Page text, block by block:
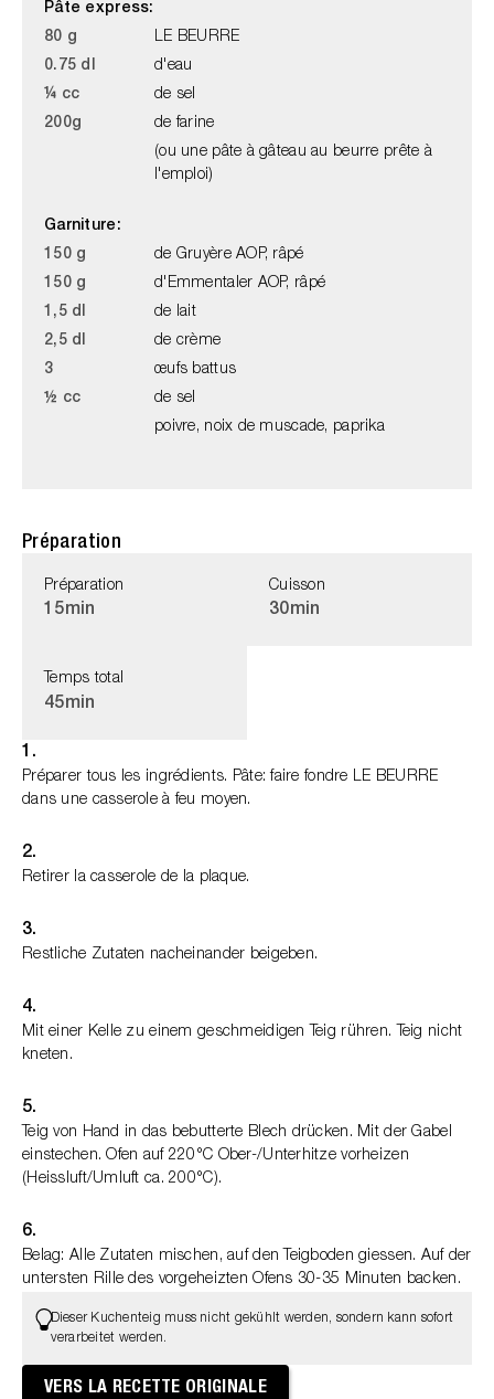
Pâte express:
80 g
LE BEURRE
0.75 dl
d'eau
¼ cc
de sel
200g
de farine
(ou une pâte à gâteau au beurre prête à
l'emploi)
Garniture:
150 g
de Gruyère AOP, râpé
150 g
d'Emmentaler AOP, râpé
1,5 dl
de lait
2,5 dl
de crème
3
œufs battus
½ cc
de sel
poivre, noix de muscade, paprika
Préparation
Préparation
15min
Cuisson
30min
Temps total
45min
1.
Préparer tous les ingrédients. Pâte: faire fondre LE BEURRE
dans une casserole à feu moyen.
2.
Retirer la casserole de la plaque.
3.
Restliche Zutaten nacheinander beigeben.
4.
Mit einer Kelle zu einem geschmeidigen Teig rühren. Teig nicht
kneten.
5.
Teig von Hand in das bebutterte Blech drücken. Mit der Gabel
einstechen. Ofen auf 220°C Ober-/Unterhitze vorheizen
(Heissluft/Umluft ca. 200°C).
6.
Belag: Alle Zutaten mischen, auf den Teigboden giessen. Auf der
untersten Rille des vorgeheizten Ofens 30-35 Minuten backen.
Dieser Kuchenteig muss nicht gekühlt werden, sondern kann sofort
verarbeitet werden.
VERS LA RECETTE ORIGINALE